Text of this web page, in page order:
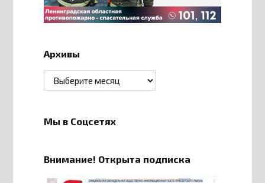
Архивы
Архивы
Мы в Соцсетях
Внимание! Открыта подписка